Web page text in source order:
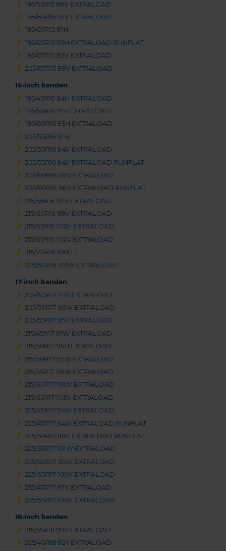
195/55R15 89V EXTRALOAD
195/60R15 92V EXTRALOAD
195/65R15 91H
195/65R15 95H EXTRALOAD RUNFLAT
195/65R15 95V EXTRALOAD
205/65R15 99V EXTRALOAD
16-inch banden
195/45R16 84H EXTRALOAD
195/55R16 91V EXTRALOAD
195/60R16 93H EXTRALOAD
205/55R16 91H
205/55R16 94V EXTRALOAD
205/55R16 94V EXTRALOAD RUNFLAT
205/60R16 96V EXTRALOAD
205/60R16 96V EXTRALOAD RUNFLAT
215/55R16 97V EXTRALOAD
215/60R16 99V EXTRALOAD
215/65R16 102H EXTRALOAD
215/65R16 102V EXTRALOAD
215/70R16 100H
225/60R16 102W EXTRALOAD
17-inch banden
205/50R17 93V EXTRALOAD
205/50R17 93W EXTRALOAD
205/55R17 95V EXTRALOAD
215/45R17 91W EXTRALOAD
215/50R17 95H EXTRALOAD
215/50R17 95W EXTRALOAD
215/55R17 98W EXTRALOAD
215/60R17 100V EXTRALOAD
215/65R17 103V EXTRALOAD
225/45R17 94W EXTRALOAD
225/45R17 94W EXTRALOAD RUNFLAT
225/50R17 98V EXTRALOAD RUNFLAT
225/55R17 101W EXTRALOAD
225/60R17 103V EXTRALOAD
225/65R17 106V EXTRALOAD
235/45R17 97Y EXTRALOAD
235/65R17 108V EXTRALOAD
18-inch banden
215/55R18 99V EXTRALOAD
225/40R18 92Y EXTRALOAD